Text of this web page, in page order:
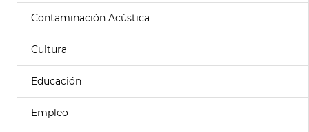
Contaminación Acústica
Cultura
Educación
Empleo